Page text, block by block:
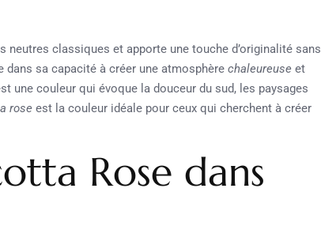
neutres classiques et apporte une touche d’originalité sans
dans sa capacité à créer une atmosphère chaleureuse et
une couleur qui évoque la douceur du sud, les paysages
rose est la couleur idéale pour ceux qui cherchent à créer
Rose dans